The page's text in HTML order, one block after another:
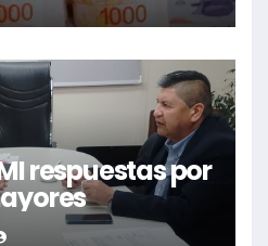
respuestas por